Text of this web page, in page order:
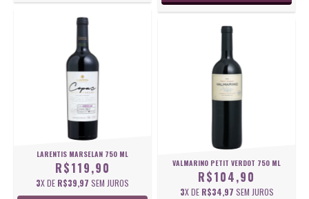
LARENTIS MARSELAN 750 ML
R$119,90
3X DE R$39,97 SEM JUROS
VALMARINO PETIT VERDOT 750 ML
R$104,90
3X DE R$34,97 SEM JUROS